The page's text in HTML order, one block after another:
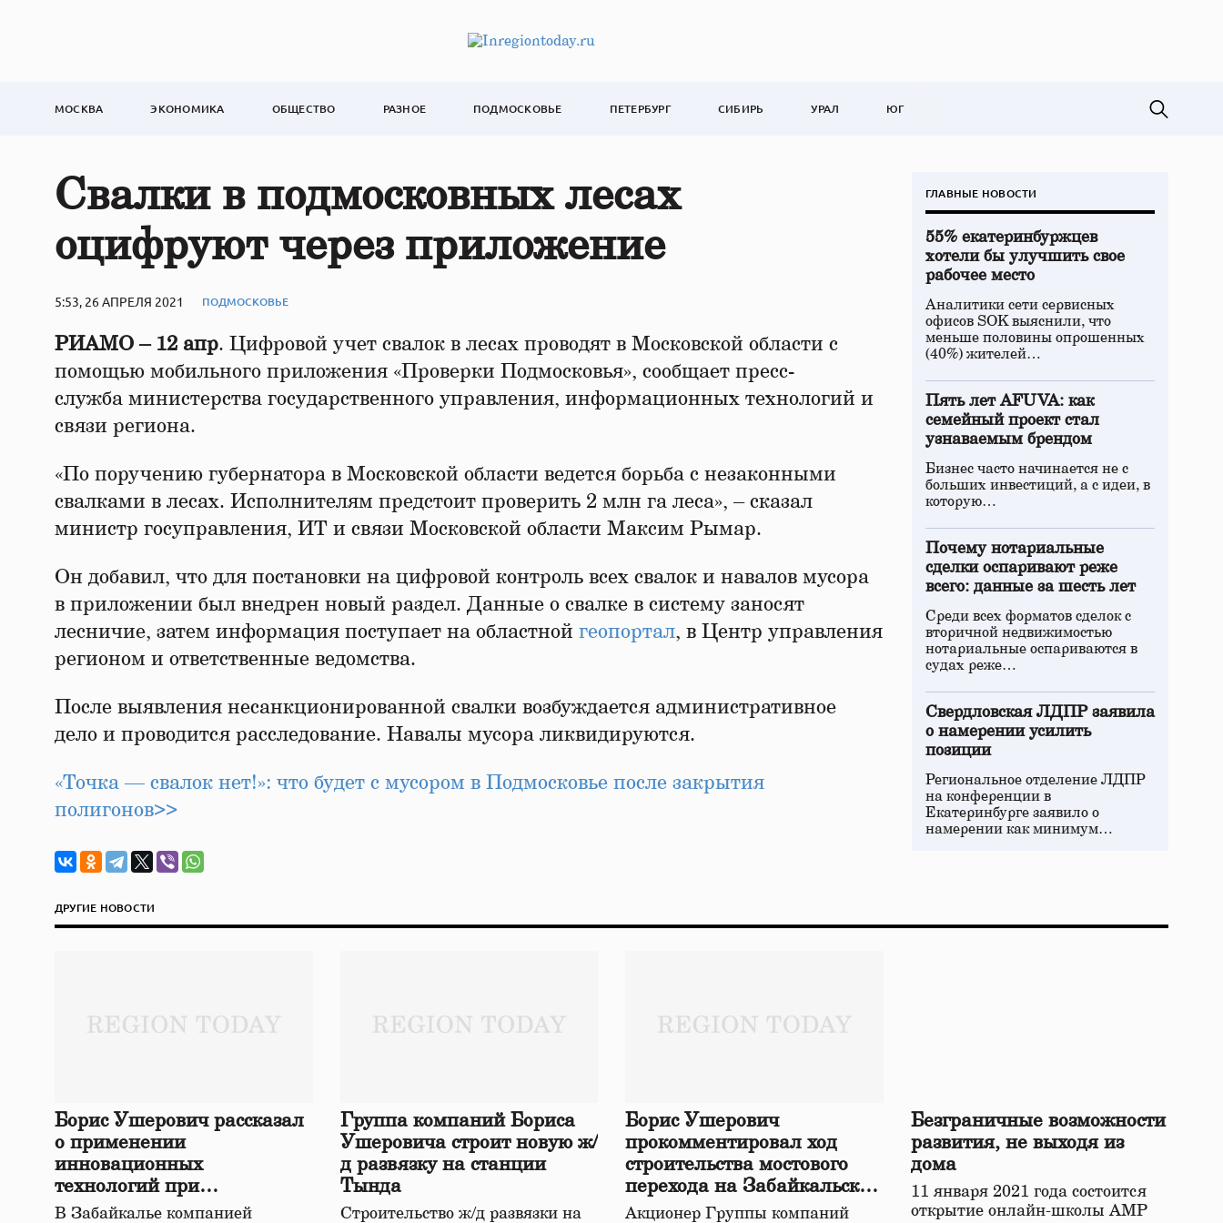
МОСКВА ЭКОНОМИКА ОБЩЕСТВО РАЗНОЕ ПОДМОСКОВЬЕ ПЕТЕРБУРГ СИБИРЬ УРАЛ ЮГ
Свалки в подмосковных лесах
оцифруют через приложение
5:53, 26 АПРЕЛЯ 2021 ПОДМОСКОВЬЕ
РИАМО – 12 апр. Цифровой учет свалок в лесах проводят в Московской области с
помощью мобильного приложения «Проверки Подмосковья», сообщает пресс-
служба министерства государственного управления, информационных технологий и
связи региона.
«По поручению губернатора в Московской области ведется борьба с незаконными
свалками в лесах. Исполнителям предстоит проверить 2 млн га леса», – сказал
министр госуправления, ИТ и связи Московской области Максим Рымар.
Он добавил, что для постановки на цифровой контроль всех свалок и навалов мусора
в приложении был внедрен новый раздел. Данные о свалке в систему заносят
лесничие, затем информация поступает на областной геопортал, в Центр управления
регионом и ответственные ведомства.
После выявления несанкционированной свалки возбуждается административное
дело и проводится расследование. Навалы мусора ликвидируются.
«Точка — свалок нет!»: что будет с мусором в Подмосковье после закрытия
полигонов>>
ГЛАВНЫЕ НОВОСТИ
55% екатеринбуржцев
хотели бы улучшить свое
рабочее место
Аналитики сети сервисных
офисов SOK выяснили, что
меньше половины опрошенных
(40%) жителей…
Пять лет AFUVA: как
семейный проект стал
узнаваемым брендом
Бизнес часто начинается не с
больших инвестиций, а с идеи, в
которую…
Почему нотариальные
сделки оспаривают реже
всего: данные за шесть лет
Среди всех форматов сделок с
вторичной недвижимостью
нотариальные оспариваются в
судах реже…
Свердловская ЛДПР заявила
о намерении усилить
позиции
Региональное отделение ЛДПР
на конференции в
Екатеринбурге заявило о
намерении как минимум…
ДРУГИЕ НОВОСТИ
Борис Ушерович рассказал
о применении
инновационных
технологий при
строительстве нового моста
В Забайкалье компанией
Группа компаний Бориса
Ушеровича строит новую ж/
д развязку на станции
Тында
Строительство ж/д развязки на
Борис Ушерович
прокомментировал ход
строительства мостового
перехода на Забайкальской
железной дороге
Акционер Группы компаний
Безграничные возможности
развития, не выходя из
дома
11 января 2021 года состоится
открытие онлайн-школы АМР